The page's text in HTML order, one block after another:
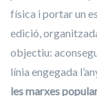
física i portar un
edició,
objectiu:
línia engegada
les marxes